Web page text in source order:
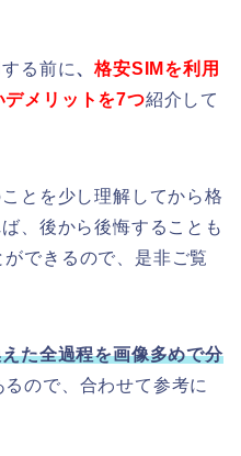
る前に、格安SIMを利用
メリットを7つ紹介して
とを少し理解してから格
、後から後悔することも
できるので、是非ご覧
た全過程を画像多めで分
ので、合わせて参考に